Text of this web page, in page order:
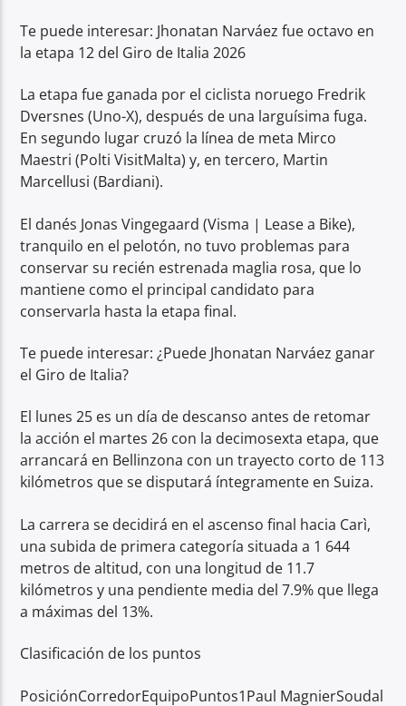
Te puede interesar: Jhonatan Narváez fue octavo en
la etapa 12 del Giro de Italia 2026
La etapa fue ganada por el ciclista noruego Fredrik
Dversnes (Uno-X), después de una larguísima fuga.
En segundo lugar cruzó la línea de meta Mirco
Maestri (Polti VisitMalta) y, en tercero, Martin
Marcellusi (Bardiani).
El danés Jonas Vingegaard (Visma | Lease a Bike),
tranquilo en el pelotón, no tuvo problemas para
conservar su recién estrenada maglia rosa, que lo
mantiene como el principal candidato para
conservarla hasta la etapa final.
Te puede interesar: ¿Puede Jhonatan Narváez ganar
el Giro de Italia?
El lunes 25 es un día de descanso antes de retomar
la acción el martes 26 con la decimosexta etapa, que
arrancará en Bellinzona con un trayecto corto de 113
kilómetros que se disputará íntegramente en Suiza.
La carrera se decidirá en el ascenso final hacia Carì,
una subida de primera categoría situada a 1 644
metros de altitud, con una longitud de 11.7
kilómetros y una pendiente media del 7.9% que llega
a máximas del 13%.
Clasificación de los puntos
PosiciónCorredorEquipoPuntos1Paul MagnierSoudal